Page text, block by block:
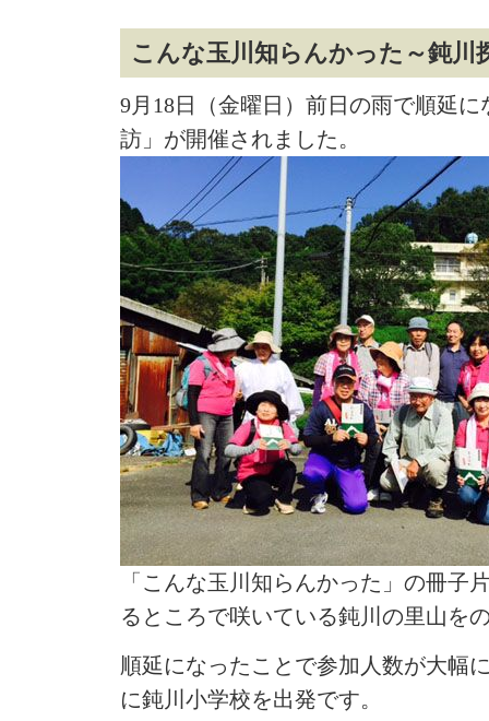
こんな玉川知らんかった～鈍川
9月18日（金曜日）前日の雨で順延
訪」が開催されました。
「こんな玉川知らんかった」の冊子
るところで咲いている鈍川の里山を
順延になったことで参加人数が大幅
に鈍川小学校を出発です。